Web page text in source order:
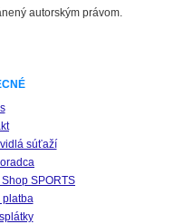
autorským právom.
súťaží
SPORTS
platba